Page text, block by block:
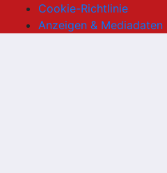
Cookie-Richtlinie
Anzeigen & Mediadaten